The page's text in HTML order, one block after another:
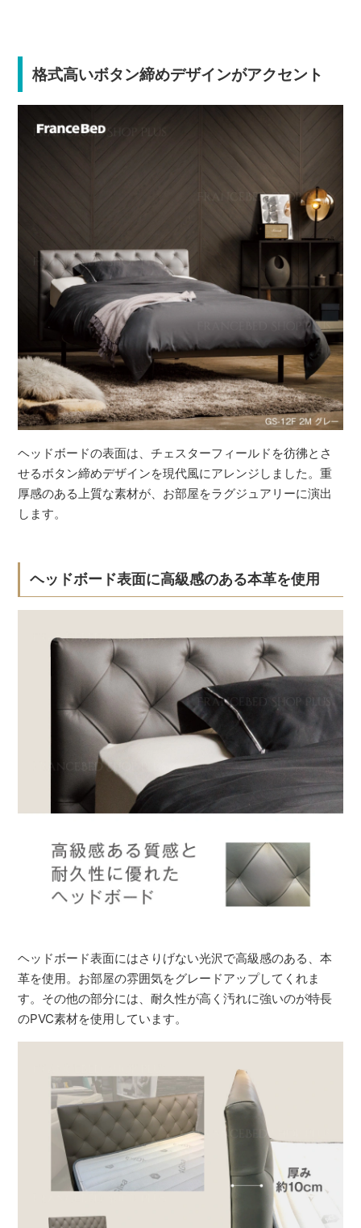
格式高いボタン締めデザインがアクセント
ヘッドボードの表面は、チェスターフィールドを彷彿とさ
せるボタン締めデザインを現代風にアレンジしました。重
厚感のある上質な素材が、お部屋をラグジュアリーに演出
します。
ヘッドボード表面に高級感のある本革を使用
ヘッドボード表面にはさりげない光沢で高級感のある、本
革を使用。お部屋の雰囲気をグレードアップしてくれま
す。その他の部分には、耐久性が高く汚れに強いのが特長
のPVC素材を使用しています。